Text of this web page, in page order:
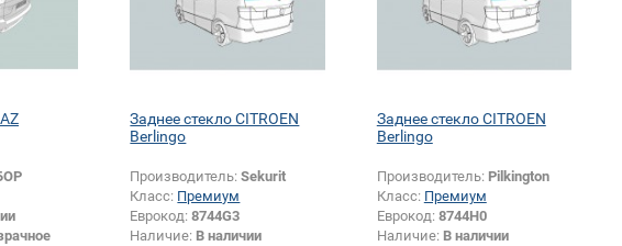
Заднее стекло CITROEN
Berlingo
Производитель:Sekurit
Класс: Премиум
Еврокод:8744G3
Наличие: В наличии
Заднее стекло CITROEN
Berlingo
Производитель: Pilkington
Класс: Премиум
Еврокод: 8744H0
Наличие: В наличии